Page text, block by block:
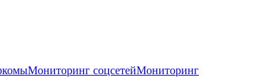
Мониторинг соцсетейМониторинг